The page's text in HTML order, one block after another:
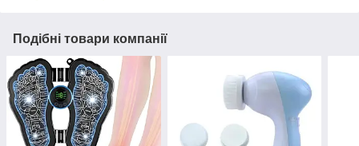
Подібні товари компанії